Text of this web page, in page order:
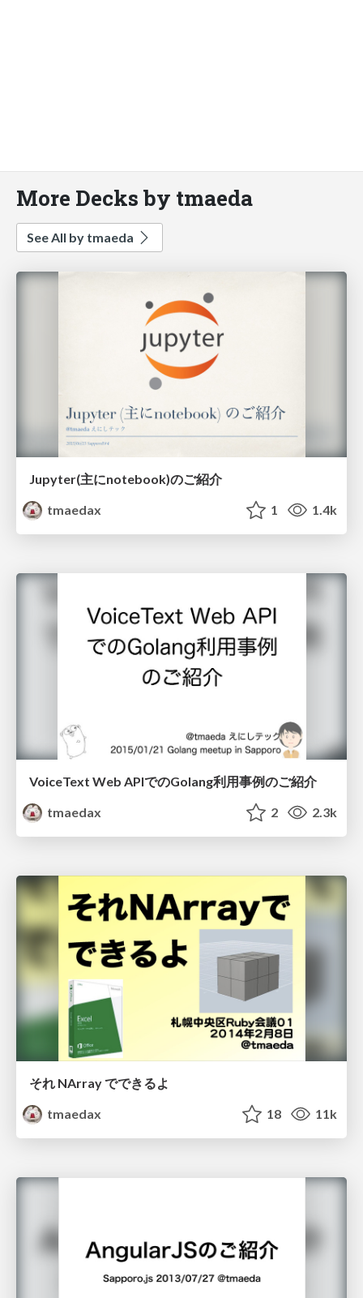
More Decks by tmaeda
See All by tmaeda
Jupyter(主にnotebook)のご紹介
tmaedax
1 1.4k
VoiceText Web APIでのGolang利用事例のご紹介
tmaedax
2 2.3k
それ NArray でできるよ
tmaedax
18 11k